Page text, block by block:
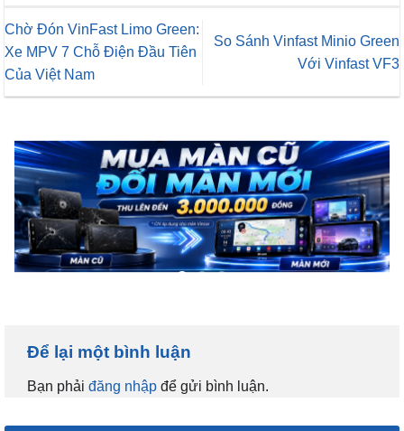
Chờ Đón VinFast Limo Green:
Xe MPV 7 Chỗ Điện Đầu Tiên
Của Việt Nam
So Sánh Vinfast Minio Green
Với Vinfast VF3
Để lại một bình luận
Bạn phải đăng nhập để gửi bình luận.